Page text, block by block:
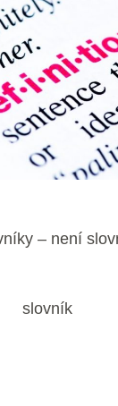
– není
slovník